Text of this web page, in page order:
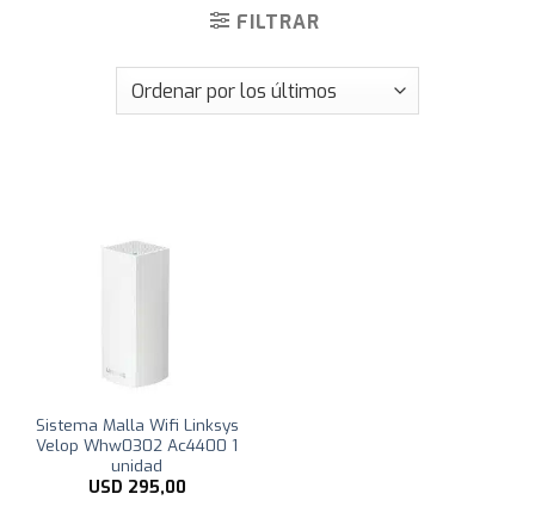
FILTRAR
Sistema Malla Wifi Linksys
Velop Whw0302 Ac4400 1
unidad
USD 295,00